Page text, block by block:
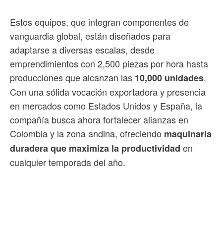
Estos equipos, que integran componentes de
vanguardia global, están diseñados para
adaptarse a diversas escalas, desde
emprendimientos con 2,500 piezas por hora hasta
producciones que alcanzan las 10,000 unidades.
Con una sólida vocación exportadora y presencia
en mercados como Estados Unidos y España, la
compañía busca ahora fortalecer alianzas en
Colombia y la zona andina, ofreciendo maquinaria
duradera que maximiza la productividad en
cualquier temporada del año.